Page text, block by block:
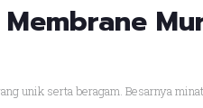
unik serta beragam. Besarnya